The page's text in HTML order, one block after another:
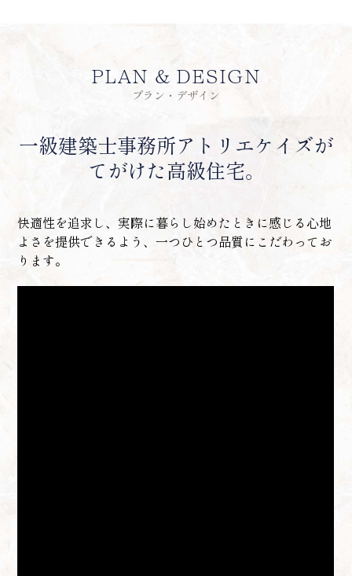
PLAN & DESIGN
プラン・デザイン
一級建築士事務所アトリエケイズが
てがけた高級住宅。
快適性を追求し、実際に暮らし始めたときに感じる心地
よさを提供できるよう、 一つひとつ品質にこだわってお
ります。